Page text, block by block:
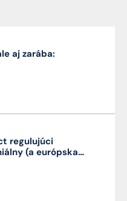
aj zarába:
regulujúci
(a európska